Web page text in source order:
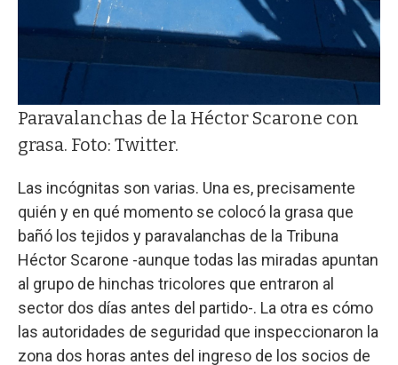
Paravalanchas de la Héctor Scarone con
grasa. Foto: Twitter.
Las incógnitas son varias. Una es, precisamente
quién y en qué momento se colocó la grasa que
bañó los tejidos y paravalanchas de la Tribuna
Héctor Scarone -aunque todas las miradas apuntan
al grupo de hinchas tricolores que entraron al
sector dos días antes del partido-. La otra es cómo
las autoridades de seguridad que inspeccionaron la
zona dos horas antes del ingreso de los socios de